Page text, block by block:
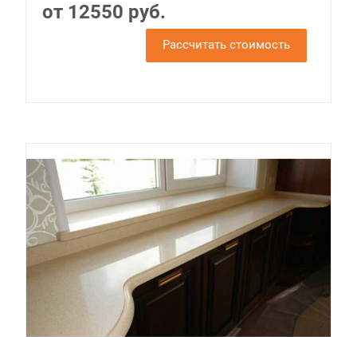
от 12550 руб.
Рассчитать стоимость